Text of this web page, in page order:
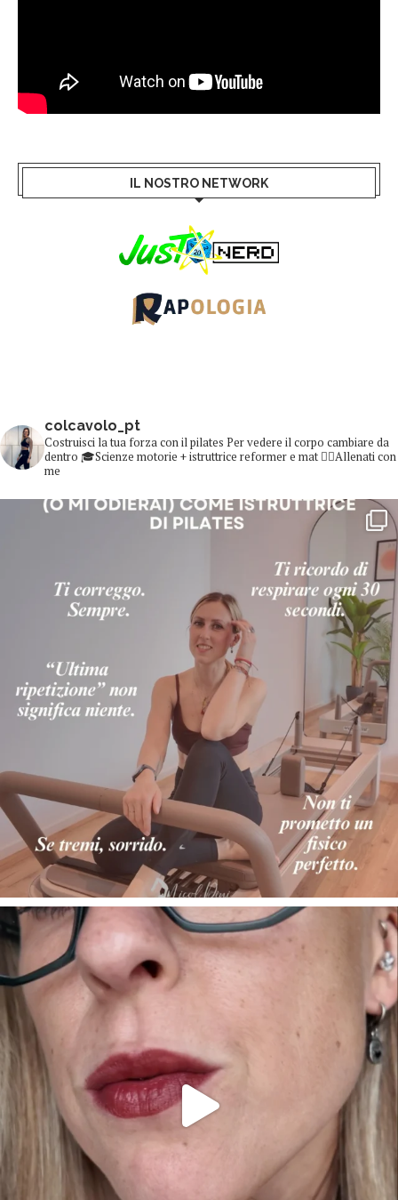
IL NOSTRO NETWORK
colcavolo_pt
Costruisci la tua forza con il pilates Per vedere il corpo cambiare da
dentro 🎓Scienze motorie + istruttrice reformer e mat 👇🏻Allenati con
me